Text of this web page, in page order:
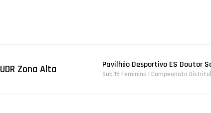
UDR Zona Alta Pavilhão Desportivo ES Doutor
Sub 15 Feminino | Campeonato